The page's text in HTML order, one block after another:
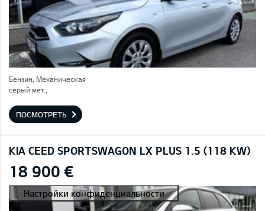
Бензин, Механическая
серый мет.,
ПОСМОТРЕТЬ
KIA CEED SPORTSWAGON LX PLUS 1.5 (118 KW)
18 900 €